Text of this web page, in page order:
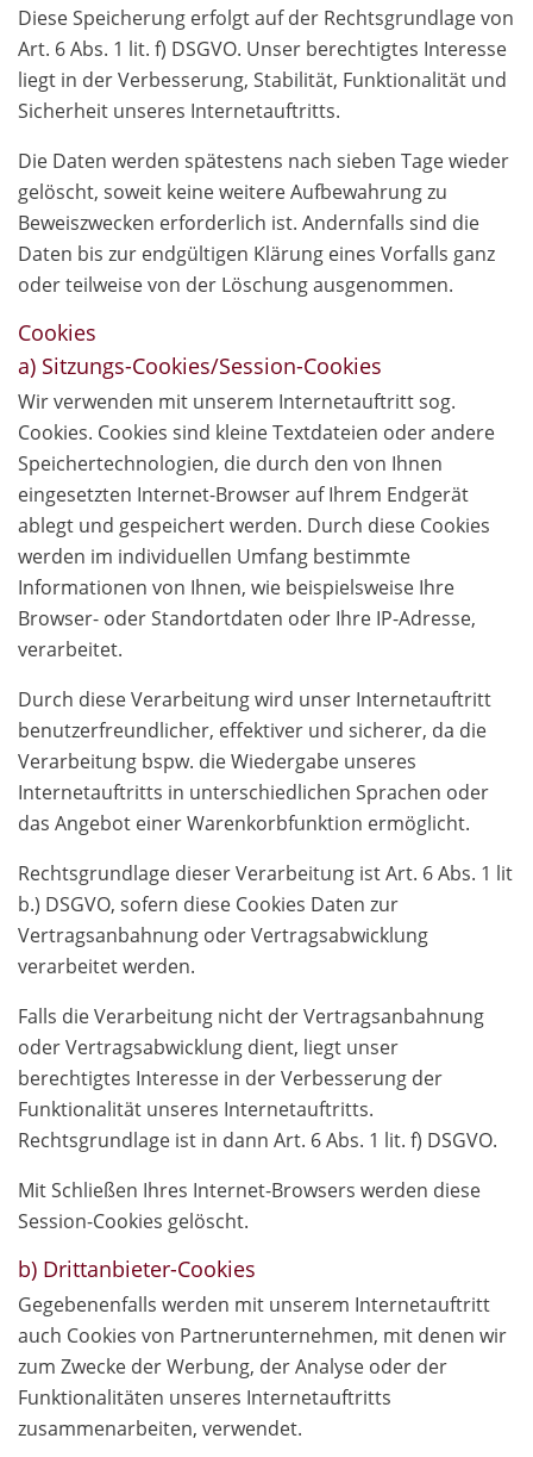
Diese Speicherung erfolgt auf der Rechtsgrundlage von
Art. 6 Abs. 1 lit. f) DSGVO. Unser berechtigtes Interesse
liegt in der Verbesserung, Stabilität, Funktionalität und
Sicherheit unseres Internetauftritts.
Die Daten werden spätestens nach sieben Tage wieder
gelöscht, soweit keine weitere Aufbewahrung zu
Beweiszwecken erforderlich ist. Andernfalls sind die
Daten bis zur endgültigen Klärung eines Vorfalls ganz
oder teilweise von der Löschung ausgenommen.
Cookies
a) Sitzungs-Cookies/Session-Cookies
Wir verwenden mit unserem Internetauftritt sog.
Cookies. Cookies sind kleine Textdateien oder andere
Speichertechnologien, die durch den von Ihnen
eingesetzten Internet-Browser auf Ihrem Endgerät
ablegt und gespeichert werden. Durch diese Cookies
werden im individuellen Umfang bestimmte
Informationen von Ihnen, wie beispielsweise Ihre
Browser- oder Standortdaten oder Ihre IP-Adresse,
verarbeitet.
Durch diese Verarbeitung wird unser Internetauftritt
benutzerfreundlicher, effektiver und sicherer, da die
Verarbeitung bspw. die Wiedergabe unseres
Internetauftritts in unterschiedlichen Sprachen oder
das Angebot einer Warenkorbfunktion ermöglicht.
Rechtsgrundlage dieser Verarbeitung ist Art. 6 Abs. 1 lit
b.) DSGVO, sofern diese Cookies Daten zur
Vertragsanbahnung oder Vertragsabwicklung
verarbeitet werden.
Falls die Verarbeitung nicht der Vertragsanbahnung
oder Vertragsabwicklung dient, liegt unser
berechtigtes Interesse in der Verbesserung der
Funktionalität unseres Internetauftritts.
Rechtsgrundlage ist in dann Art. 6 Abs. 1 lit. f) DSGVO.
Mit Schließen Ihres Internet-Browsers werden diese
Session-Cookies gelöscht.
b) Drittanbieter-Cookies
Gegebenenfalls werden mit unserem Internetauftritt
auch Cookies von Partnerunternehmen, mit denen wir
zum Zwecke der Werbung, der Analyse oder der
Funktionalitäten unseres Internetauftritts
zusammenarbeiten, verwendet.